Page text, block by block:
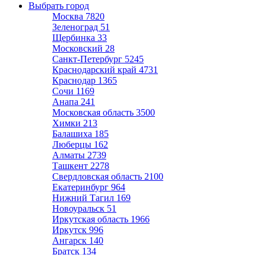
Выбрать город
Москва 7820
Зеленоград 51
Щербинка 33
Московский 28
Санкт-Петербург 5245
Краснодарский край 4731
Краснодар 1365
Сочи 1169
Анапа 241
Московская область 3500
Химки 213
Балашиха 185
Люберцы 162
Алматы 2739
Ташкент 2278
Свердловская область 2100
Екатеринбург 964
Нижний Тагил 169
Новоуральск 51
Иркутская область 1966
Иркутск 996
Ангарск 140
Братск 134